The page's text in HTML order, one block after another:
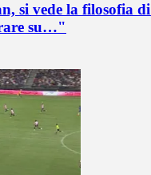
si vede la filosofia
su…"